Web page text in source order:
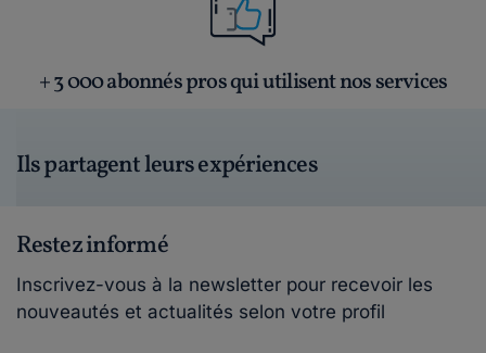
+ 3 000 abonnés pros qui utilisent nos services
Ils partagent leurs expériences
Restez informé
Inscrivez-vous à la newsletter pour recevoir les
nouveautés et actualités selon votre profil